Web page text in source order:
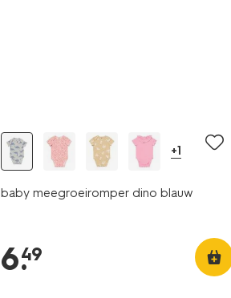
+1
baby meegroeiromper dino blauw
6.
49